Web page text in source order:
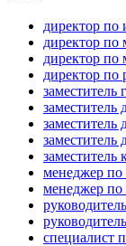
директор по
директор по
директор по
директор по
заместитель
заместитель
заместитель
заместитель
заместитель
менеджер
менеджер по
специалист